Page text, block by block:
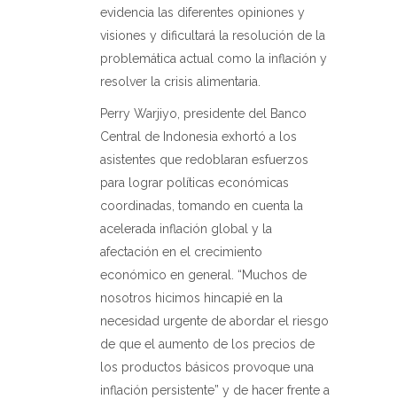
evidencia las diferentes opiniones y
visiones y dificultará la resolución de la
problemática actual como la inflación y
resolver la crisis alimentaria.
Perry Warjiyo, presidente del Banco
Central de Indonesia exhortó a los
asistentes que redoblaran esfuerzos
para lograr políticas económicas
coordinadas, tomando en cuenta la
acelerada inflación global y la
afectación en el crecimiento
económico en general. “Muchos de
nosotros hicimos hincapié en la
necesidad urgente de abordar el riesgo
de que el aumento de los precios de
los productos básicos provoque una
inflación persistente” y de hacer frente a